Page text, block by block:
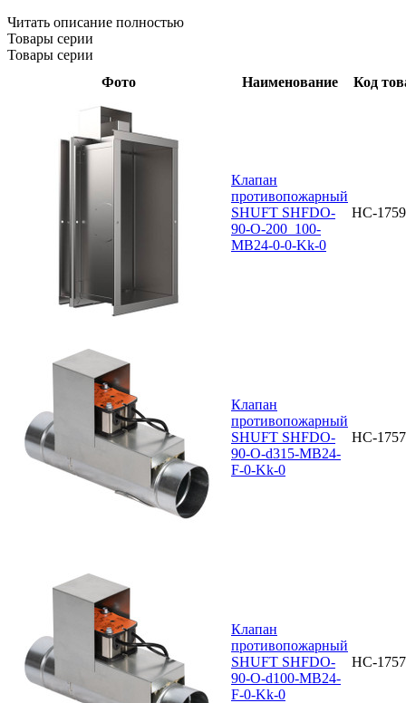
Читать описание полностью
Товары серии
Товары серии
Фото
Наименование Код
Клапан
противопожарный
SHUFT SHFDO-
90-O-200_100-
MB24-0-0-Kk-0
НС-
Клапан
противопожарный
SHUFT SHFDO-
90-O-d315-MB24-
F-0-Kk-0
НС-
Клапан
противопожарный
SHUFT SHFDO-
90-O-d100-MB24-
F-0-Kk-0
НС-